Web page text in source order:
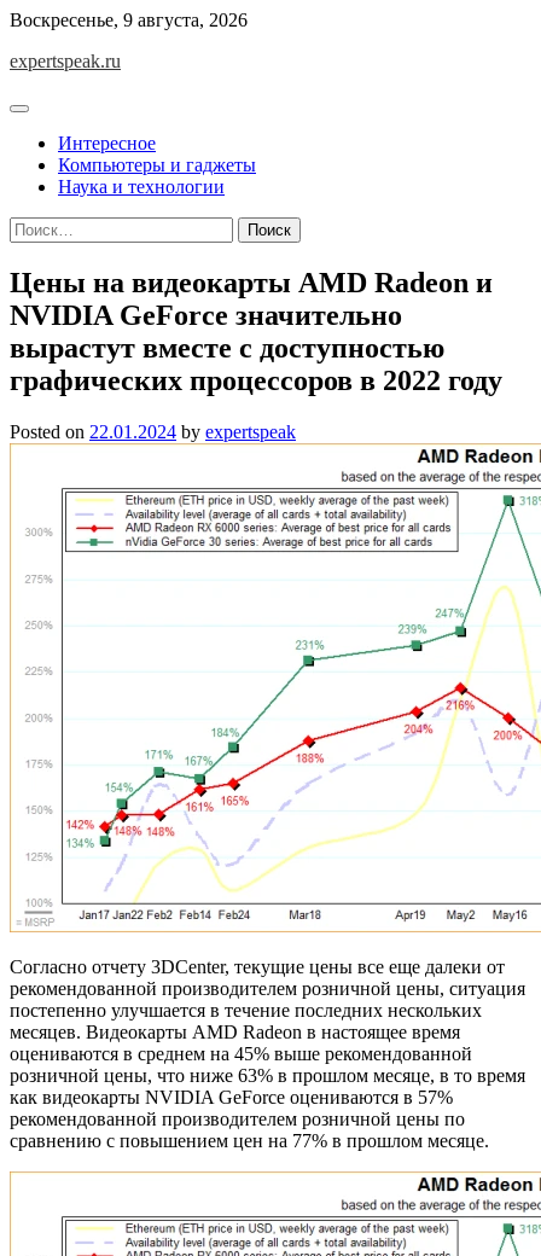
Skip
content
Воскресенье, 9 августа, 2026
expertspeak.ru
Интересное
Компьютеры и гаджеты
Наука и технологии
Найти:
Цены на видеокарты AMD Radeon и
NVIDIA GeForce значительно
вырастут вместе с доступностью
графических процессоров в 2022 году
Posted on 22.01.2024 by expertspeak
Согласно отчету 3DCenter, текущие цены все еще далеки от
рекомендованной производителем розничной цены, ситуация
постепенно улучшается в течение последних нескольких
месяцев. Видеокарты AMD Radeon в настоящее время
оцениваются в среднем на 45% выше рекомендованной
розничной цены, что ниже 63% в прошлом месяце, в то время
как видеокарты NVIDIA GeForce оцениваются в 57%
рекомендованной производителем розничной цены по
сравнению с повышением цен на 77% в прошлом месяце.